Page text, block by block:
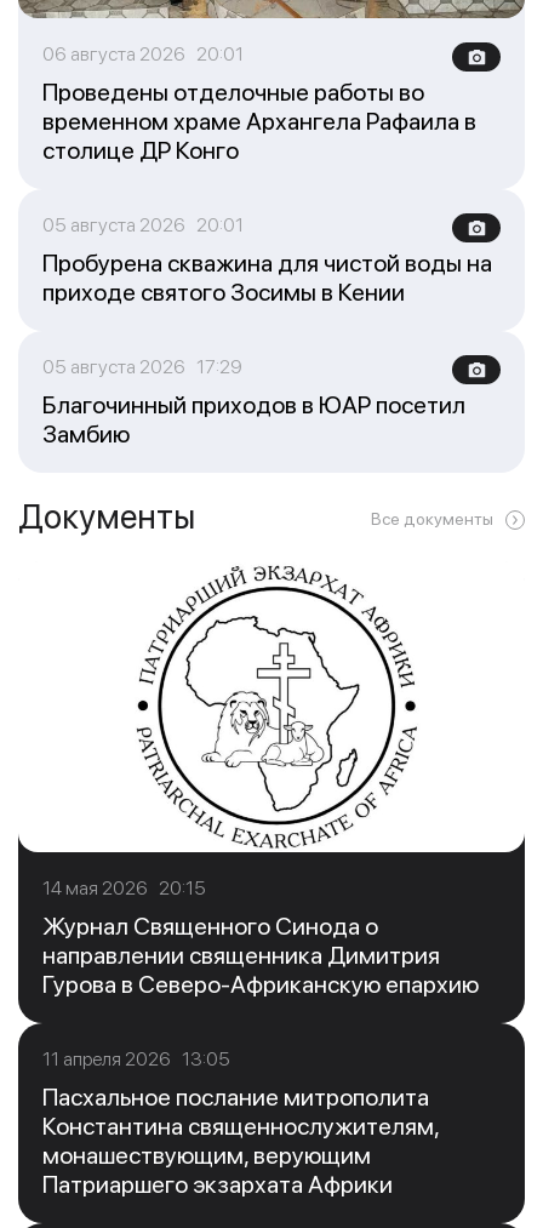
06 августа 2026 20:01
Проведены отделочные работы во
временном храме Архангела Рафаила в
столице ДР Конго
05 августа 2026 20:01
Пробурена скважина для чистой воды на
приходе святого Зосимы в Кении
05 августа 2026 17:29
Благочинный приходов в ЮАР посетил
Замбию
Документы Все документы
14 мая 2026 20:15
Журнал Священного Синода о
направлении священника Димитрия
Гурова в Северо-Африканскую епархию
11 апреля 2026 13:05
Пасхальное послание митрополита
Константина священнослужителям,
монашествующим, верующим
Патриаршего экзархата Африки